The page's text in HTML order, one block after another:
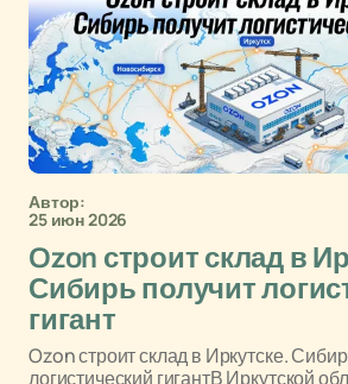
Автор:
25 июн 2026
Ozon строит склад в
Сибирь получит
гигант
Ozon строит склад в Иркутске.
логистический гигантВ Иркутской